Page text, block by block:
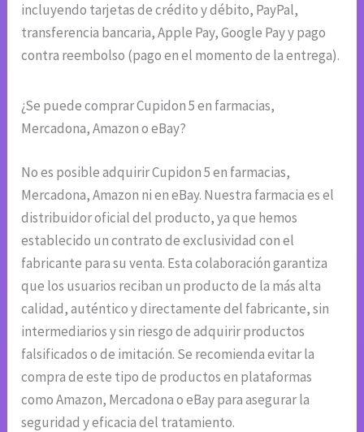
incluyendo tarjetas de crédito y débito, PayPal,
transferencia bancaria, Apple Pay, Google Pay y pago
contra reembolso (pago en el momento de la entrega).
¿Se puede comprar Cupidon 5 en farmacias,
Mercadona, Amazon o eBay?
No es posible adquirir Cupidon 5 en farmacias,
Mercadona, Amazon ni en eBay. Nuestra farmacia es el
distribuidor oficial del producto, ya que hemos
establecido un contrato de exclusividad con el
fabricante para su venta. Esta colaboración garantiza
que los usuarios reciban un producto de la más alta
calidad, auténtico y directamente del fabricante, sin
intermediarios y sin riesgo de adquirir productos
falsificados o de imitación. Se recomienda evitar la
compra de este tipo de productos en plataformas
como Amazon, Mercadona o eBay para asegurar la
seguridad y eficacia del tratamiento.